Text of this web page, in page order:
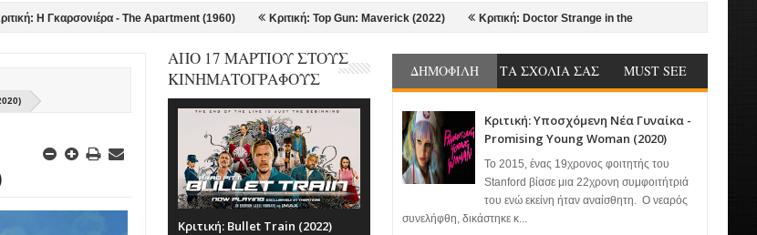
- The Apartment (1960) Κριτική: Top Gun: Maverick (2022) Κριτική: Doctor Strange in the Multiverse of Madness (2022)
ΔΗΜΟΦΙΛΗ ΤΑ ΣΧΟΛΙΑ ΣΑΣ MUST SEE
Κριτική: Υποσχόμενη Νέα Γυναίκα -
Promising Young Woman (2020)
Το 2015, ένας 19χρονος φοιτητής του
Stanford βίασε μια 22χρονη συμφοιτήτριά
του ενώ εκείνη ήταν αναίσθητη. Ο νεαρός
συνελήφθη, δικάστηκε κ...
ΑΠΟ 17 ΜΑΡΤΙΟΥ ΣΤΟΥΣ
ΚΙΝΗΜΑΤΟΓΡΑΦΟΥΣ
Κριτική: Bullet Train (2022)